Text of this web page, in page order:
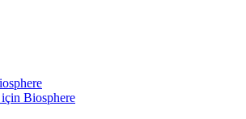
Biosphere